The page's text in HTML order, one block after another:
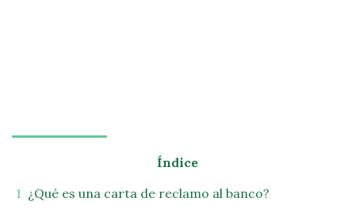
Índice
¿Qué es una carta de reclamo al banco?